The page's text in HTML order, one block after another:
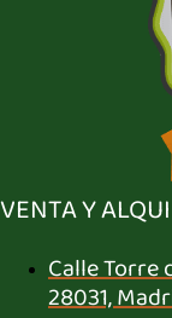
VENTA Y
Calle Torre
28031,